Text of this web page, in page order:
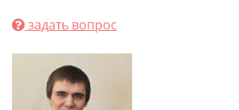
задать вопрос